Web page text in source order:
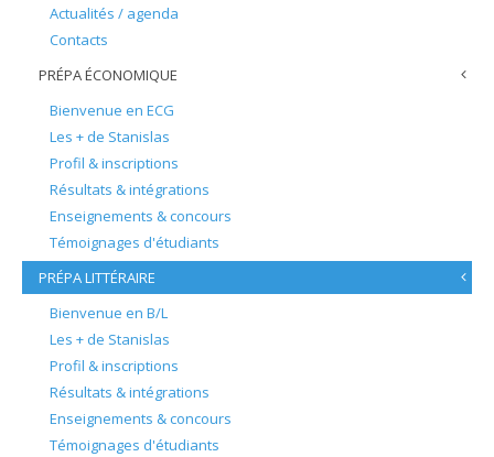
Actualités / agenda
Contacts
PRÉPA ÉCONOMIQUE
Bienvenue en ECG
Les + de Stanislas
Profil & inscriptions
Résultats & intégrations
Enseignements & concours
Témoignages d'étudiants
PRÉPA LITTÉRAIRE
Bienvenue en B/L
Les + de Stanislas
Profil & inscriptions
Résultats & intégrations
Enseignements & concours
Témoignages d'étudiants